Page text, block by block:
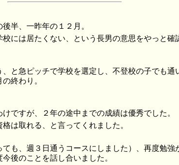
半、一昨年の１２月。
には居たくない、という長男の意思をやっと確
と急ピッチで学校を選定し、不登校の子でも通
終わり。
ですが、２年の途中までの成績は優秀でした。
は取れる、と言ってくれました。
も、週３日通うコースにしました）、再度勉強
後のことを話し合いました。